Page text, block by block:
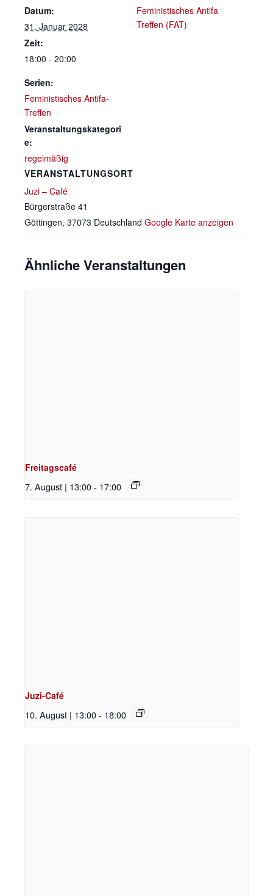
Datum:
31. Januar 2028
Zeit:
18:00 - 20:00
Serien:
Feministisches Antifa-
Treffen
Veranstaltungskategori
e:
regelmäßig
VERANSTALTUNGSORT
Juzi – Café
Bürgerstraße 41
Göttingen, 37073 Deutschland Google Karte anzeigen
Feministisches Antifa
Treffen (FAT)
Ähnliche Veranstaltungen
Freitagscafé
7. August | 13:00- 17:00
Juzi-Café
10. August | 13:00- 18:00